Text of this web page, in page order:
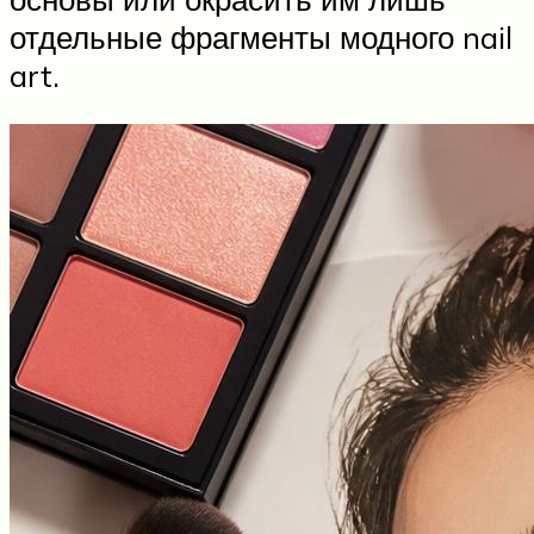
отдельные фрагменты модного nail
art.